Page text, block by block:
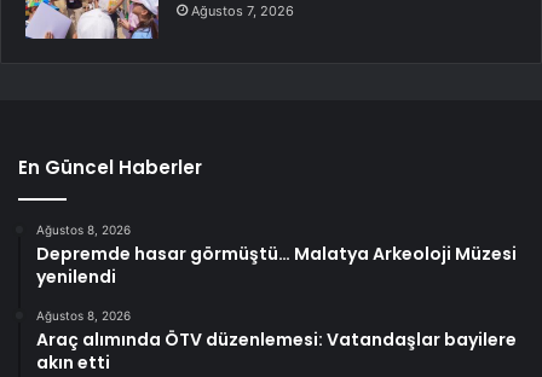
Ağustos 7, 2026
En Güncel Haberler
Ağustos 8, 2026
Depremde hasar görmüştü… Malatya Arkeoloji Müzesi
yenilendi
Ağustos 8, 2026
Araç alımında ÖTV düzenlemesi: Vatandaşlar bayilere
akın etti